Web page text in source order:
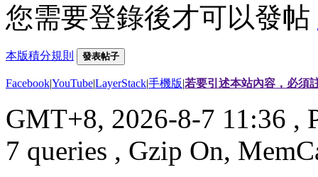
您需要登錄後才可以發帖
本版積分規則 發表帖子
Facebook|YouTube|LayerStack|手機版|若要引述本站內容，必須
GMT+8, 2026-8-7 11:36 ,
7 queries , Gzip On,